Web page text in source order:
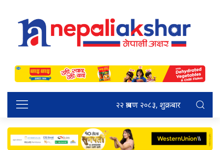
२२ श्रावण २०८३, शुक्रबार